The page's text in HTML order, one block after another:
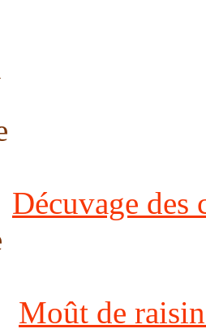
Décuvage des
Moût de